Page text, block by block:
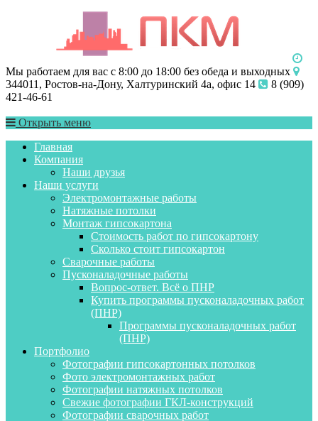
Мы работаем для вас с 8:00 до 18:00 без обеда и выходных
344011, Ростов-на-Дону, Халтуринский 4а, офис 14
8 (909)
421-46-61
Открыть меню
Главная
Компания
Наши друзья
Наши услуги
Электромонтажные работы
Натяжные потолки
Монтаж гипсокартона
Стоимость работ по гипсокартону
Сколько стоит гипсокартон
Сварочные работы
Пусконаладочные работы
Вопрос-ответ. Всё о ПНР
Купить программы пусконаладочных работ
(ПНР)
Программы пусконаладочных работ
(ПНР)
Портфолио
Фотографии гипсокартонных потолков
Фото электромонтажных работ
Фотографии натяжных потолков
Свежие фотографии ГКЛ-конструкций
Фотографии сварочных работ